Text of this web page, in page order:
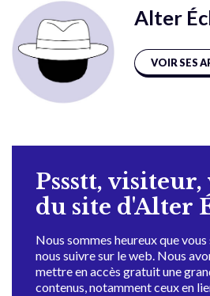
Alter
VOIR SES
Pssstt, visiteur,
du site d'Alter
Nous sommes heureux que
nous suivre sur le web. Nous
mettre en accès gratuit une
contenus, notamment ceux en